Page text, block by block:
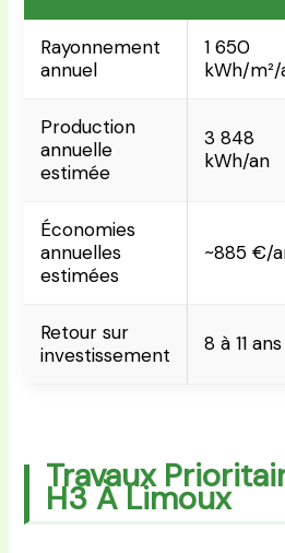
Rayonnement
annuel
1 650
kWh/m²/
Production
annuelle
estimée
3 848
kWh/an
Économies
annuelles
estimées
~885 €/
Retour sur
investissement
8 à 11 ans
Travaux
H3 À Limoux